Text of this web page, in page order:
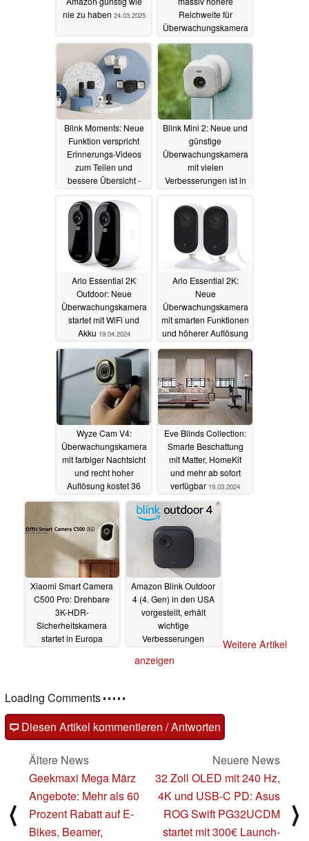
nie zu haben 24.03.2025
Reichweite für
Überwachungskamera
09.11.2024
Blink Moments: Neue
Funktion verspricht
Erinnerungs-Videos
zum Teilen und
bessere Übersicht -
Kameras20.06.2024
Blink Mini 2: Neue und
günstige
Überwachungskamera
mit vielen
Verbesserungen ist in
01.05.2024
Arlo Essential 2K
Outdoor: Neue
Überwachungskamera
startet mit WiFi und
Akku 19.04.2024
Arlo Essential 2K:
Neue
Überwachungskamera
mit smarten Funktionen
und höherer Auflösung
14.04.2024
Wyze Cam V4:
Überwachungskamera
mit farbiger Nachtsicht
und recht hoher
Auflösung kostet 36
Dollar26.03.2024
Eve Blinds Collection:
Smarte Beschattung
mit Matter, HomeKit
und mehr ab sofort
verfügbar 19.03.2024
Xiaomi Smart Camera
C500 Pro: Drehbare
3K-HDR-
Sicherheitskamera
startet in Europa
Amazon Blink Outdoor
4 (4. Gen) in den USA
vorgestellt, erhält
wichtige
Verbesserungen
Weitere Artikel
anzeigen
Loading Comments
Diesen Artikel kommentieren / Antworten
⟨
Ältere News
Geekmaxi Mega März
Angebote: Mehr als 60
Prozent Rabatt auf E-
Bikes, Beamer,
Neuere News
32 Zoll OLED mit 240 Hz,
4K und USB-C PD: Asus
ROG Swift PG32UCDM
startet mit 300€ Launch-
⟩